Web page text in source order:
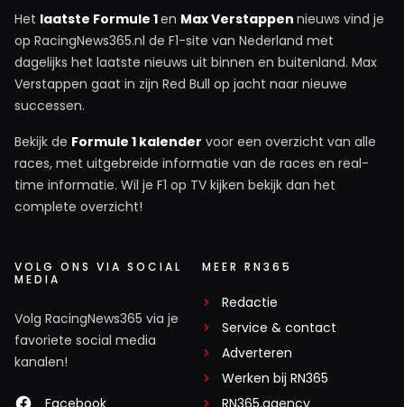
Het laatste Formule 1en Max Verstappen nieuws vind je
op RacingNews365.nl de F1-site van Nederland met
dagelijks het laatste nieuws uit binnen en buitenland. Max
Verstappen gaat in zijn Red Bull op jacht naar nieuwe
successen.
Bekijk de Formule 1 kalender voor een overzicht van alle
races, met uitgebreide informatie van de races en real-
time informatie. Wil je F1 op TV kijken bekijk dan het
complete overzicht!
VOLG ONS VIA SOCIAL
MEDIA
Volg RacingNews365 via je
favoriete social media
kanalen!
Facebook
MEER RN365
Redactie
Service & contact
Adverteren
Werken bij RN365
RN365.agency